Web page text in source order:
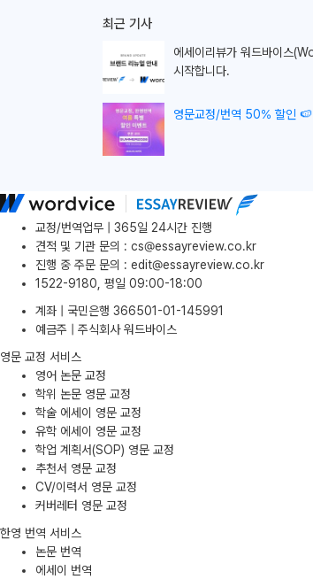
최근 기사
에세이리뷰가 워드바이스
시작합니다.
영문교정/번역 50% 할인
교정/번역업무 | 365일 24시간 진행
견적 및 기관 문의 : cs@essayreview.co.kr
진행 중 주문 문의 : edit@essayreview.co.kr
1522-9180, 평일 09:00-18:00
계좌 | 국민은행 366501-01-145991
예금주 | 주식회사 워드바이스
영문 교정 서비스
영어 논문 교정
학위 논문 영문 교정
학술 에세이 영문 교정
유학 에세이 영문 교정
학업 계획서(SOP) 영문 교정
추천서 영문 교정
CV/이력서 영문 교정
커버레터 영문 교정
한영 번역 서비스
논문 번역
에세이 번역